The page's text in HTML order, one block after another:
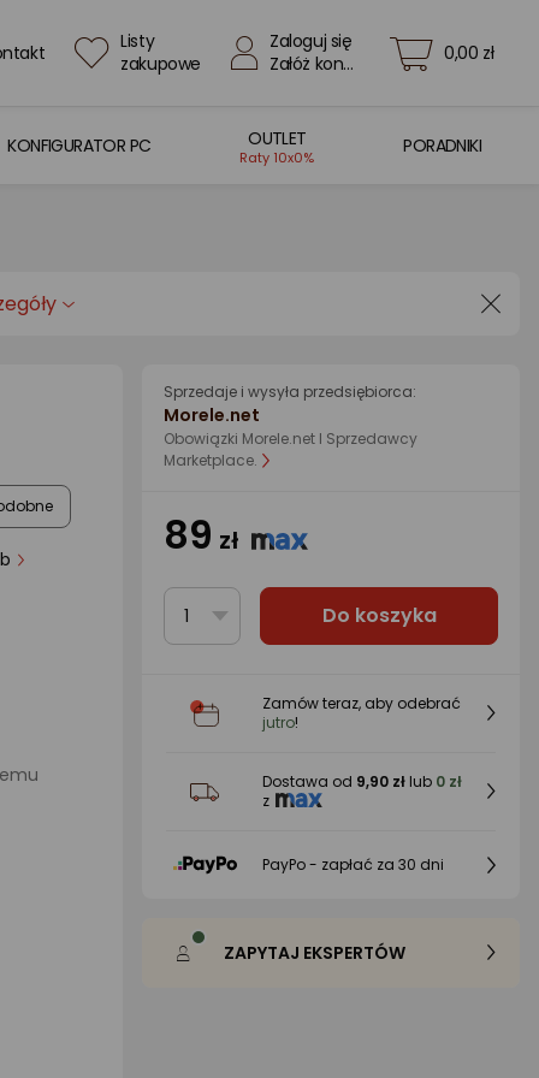
Listy
zakupowe
Zaloguj się
Załóż konto
0,00 zł
KONFIGURATOR PC OUTLET
Raty 10x0%
PORADNIKI
Sprzedaje i wysyła przedsiębiorca:
Morele.net
Obowiązki Morele.net I Sprzedawcy
Marketplace.
89 zł
1 Do koszyka
Zamów teraz, aby odebrać
jutro!
Dostawa od 9,90 zł lub 0 zł
z
PayPo - zapłać za 30 dni
ZAPYTAJ EKSPERTÓW